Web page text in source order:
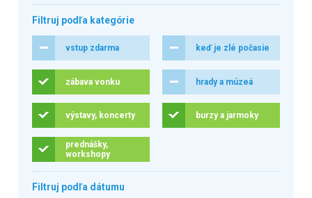
Filtruj podľa kategórie
vstup zdarma keď je zlé počasie
zábava vonku hrady a múzeá
výstavy, koncerty burzy a jarmoky
prednášky,
workshopy
Filtruj podľa dátumu